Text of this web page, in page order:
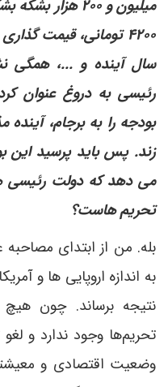
سال آینده و ...، همگی
رئیسی به دروغ عنوان
بودجه را به برجام،
زند. پس باید پرسید این
می دهد که دولت رئیسی
تحریم هاست؟
بله. من از ابتدای
به اندازه اروپایی ها و
نتیجه برساند. چون
تحریم‌ها وجود ندارد و
وضعیت اقتصادی و